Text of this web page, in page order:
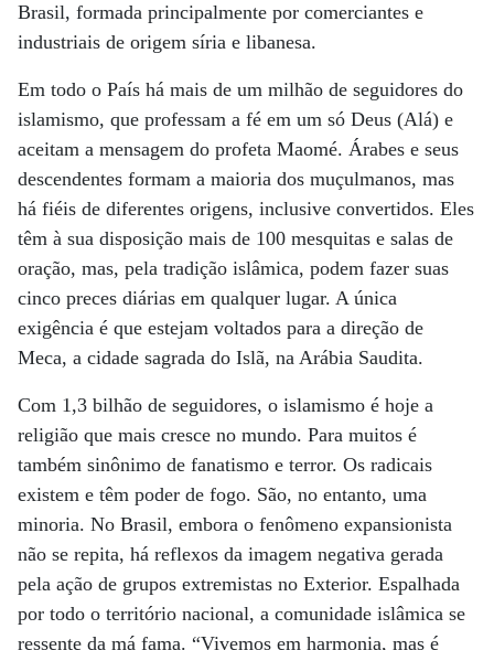
Brasil, formada principalmente por comerciantes e
industriais de origem síria e libanesa.
Em todo o País há mais de um milhão de seguidores do
islamismo, que professam a fé em um só Deus (Alá) e
aceitam a mensagem do profeta Maomé. Árabes e seus
descendentes formam a maioria dos muçulmanos, mas
há fiéis de diferentes origens, inclusive convertidos. Eles
têm à sua disposição mais de 100 mesquitas e salas de
oração, mas, pela tradição islâmica, podem fazer suas
cinco preces diárias em qualquer lugar. A única
exigência é que estejam voltados para a direção de
Meca, a cidade sagrada do Islã, na Arábia Saudita.
Com 1,3 bilhão de seguidores, o islamismo é hoje a
religião que mais cresce no mundo. Para muitos é
também sinônimo de fanatismo e terror. Os radicais
existem e têm poder de fogo. São, no entanto, uma
minoria. No Brasil, embora o fenômeno expansionista
não se repita, há reflexos da imagem negativa gerada
pela ação de grupos extremistas no Exterior. Espalhada
por todo o território nacional, a comunidade islâmica se
ressente da má fama. “Vivemos em harmonia, mas é